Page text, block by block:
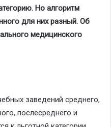
Но алгоритм
для них разный. Об
медицинского
заведений среднего,
послесреднего и